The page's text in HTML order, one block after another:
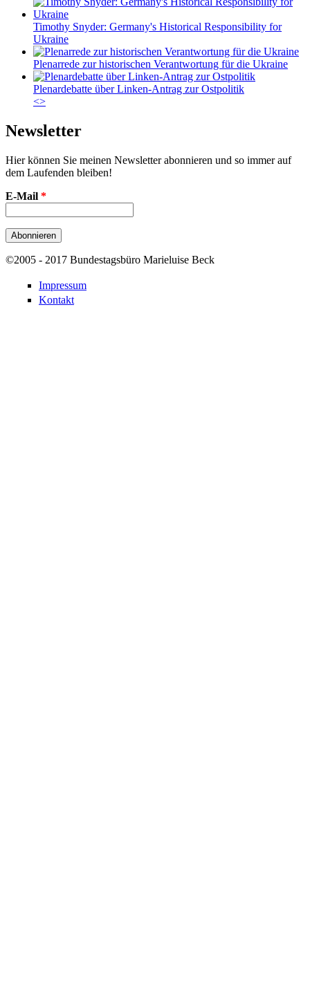
Timothy Snyder: Germany's Historical Responsibility for
Ukraine
Plenarrede zur historischen Verantwortung für die Ukraine
Plenardebatte über Linken-Antrag zur Ostpolitik
<>
Newsletter
Hier können Sie meinen Newsletter abonnieren und so immer auf
dem Laufenden bleiben!
E-Mail *
©2005 - 2017 Bundestagsbüro Marieluise Beck
Impressum
Kontakt